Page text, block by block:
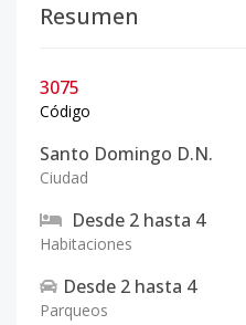
Resumen
3075
Código
Santo Domingo D.N.
Ciudad
Desde 2 hasta 4
Habitaciones
Desde 2 hasta 4
Parqueos